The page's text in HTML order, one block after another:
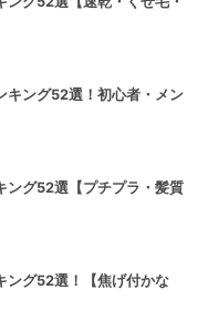
キング52選！初心者・メン
ング52選【プチプラ・髪質
ング52選！【焦げ付かな